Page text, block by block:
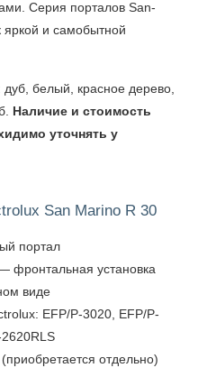
Серия порталов San-
яркой и самобытной
белый, красное дерево,
Наличие и стоимость
уточнять у
San Marino R 30
портал
фронтальная установка
виде
EFP/P-3020, EFP/P-
отдельно)